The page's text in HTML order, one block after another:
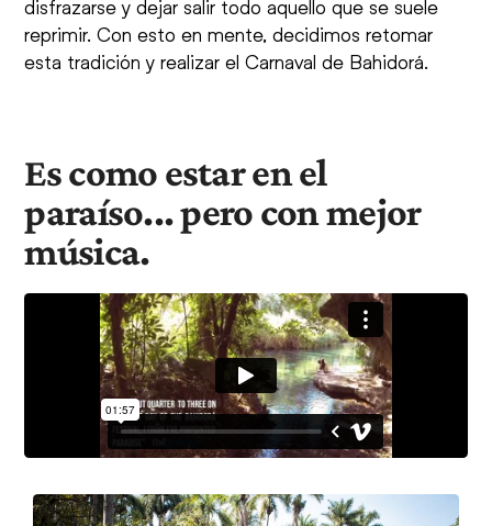
disfrazarse y dejar salir todo aquello que se suele
reprimir. Con esto en mente, decidimos retomar
esta tradición y realizar el Carnaval de Bahidorá.
Es como estar en el
paraíso... pero con mejor
música.